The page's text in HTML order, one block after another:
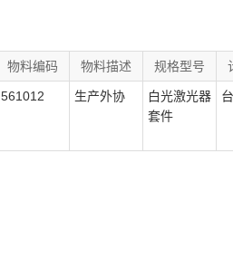
物料编码 物料描述 规格型号
561012 生产外协
白光激光器
套件
台